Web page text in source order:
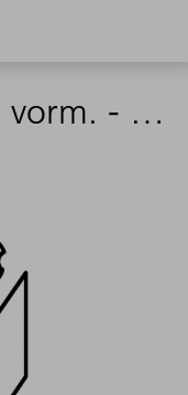
Modul Auszüge S3 vorm. - 1573714